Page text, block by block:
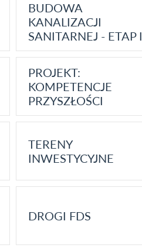
BUDOWA
KANALIZACJI
SANITARNEJ - ETAP I
PROJEKT:
KOMPETENCJE
PRZYSZŁOŚCI
TERENY
INWESTYCYJNE
DROGI FDS